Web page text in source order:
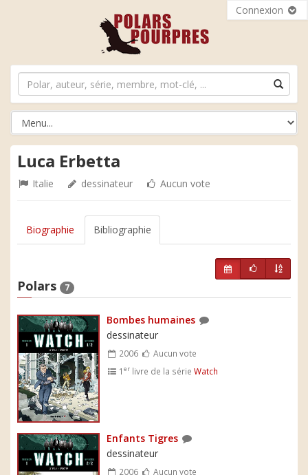
Connexion
Luca Erbetta
Italie dessinateur Aucun vote
Biographie Bibliographie
Polars 7
Bombes humaines
dessinateur
2006
Aucun vote
1er livre de la sérieWatch
Enfants Tigres
dessinateur
2006
Aucun vote